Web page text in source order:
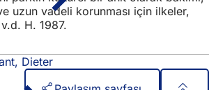
uzun vadeli korunması için ilkeler,
H. 1987.
Dieter